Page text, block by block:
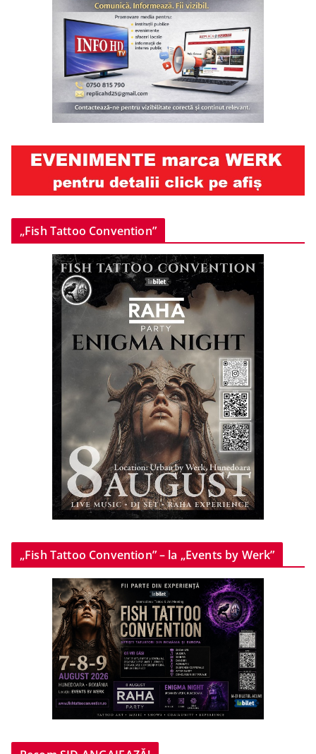
„Fish Tattoo Convention”
„Fish Tattoo Convention” – la „Events by Werk”